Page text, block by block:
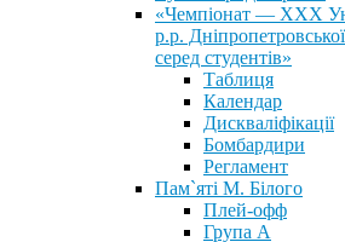
«Чемпіонат — ХХХ
р.р.
серед студентів»
Таблиця
Календар
Дискваліфікації
Бомбардири
Регламент
Пам`яті М. Білого
Плей-офф
Група А